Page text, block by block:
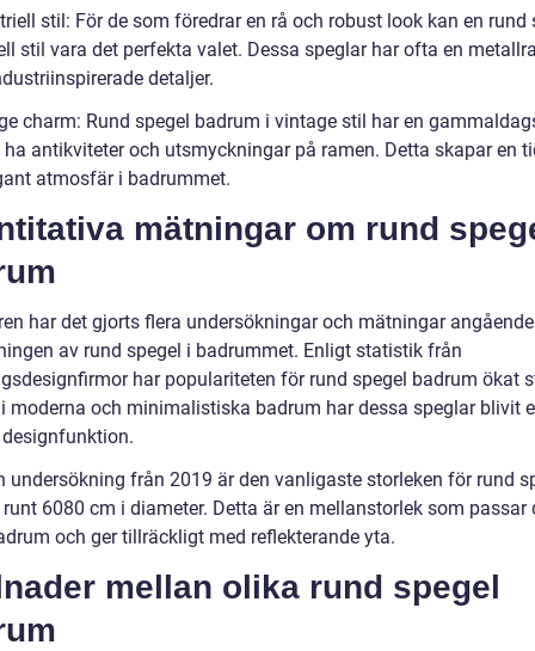
stil: För de som föredrar en rå och robust look kan en rund
stil vara det perfekta valet. Dessa speglar har ofta en
detaljer.
charm: Rund spegel badrum i vintage stil har en
antikviteter och utsmyckningar på ramen. Detta skapar en
atmosfär i badrummet.
mätningar om rund
har det gjorts flera undersökningar och mätningar angående
av rund spegel i badrummet. Enligt statistik från
har populariteten för rund spegel badrum ökat
moderna och minimalistiska badrum har dessa speglar blivit
undersökning från 2019 är den vanligaste storleken för rund
6080 cm i diameter. Detta är en mellanstorlek som passar
och ger tillräckligt med reflekterande yta.
mellan olika rund spegel